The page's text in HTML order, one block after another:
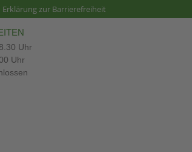
Erklärung zur Barrierefreiheit
Uhr
Uhr